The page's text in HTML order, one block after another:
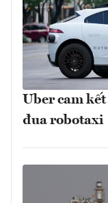
Uber cam
đua robotaxi